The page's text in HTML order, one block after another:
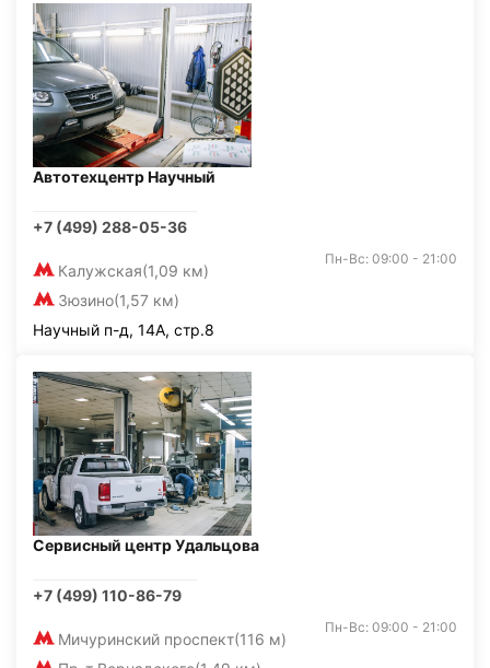
Автотехцентр Научный
+7 (499) 288-05-36
Калужская(1,09 км)
Зюзино(1,57 км)
Пн-Вс: 09:00 - 21:00
Научный п-д, 14А, стр.8
Сервисный центр Удальцова
+7 (499) 110-86-79
Мичуринский проспект(116 м)
Пн-Вс: 09:00 - 21:00